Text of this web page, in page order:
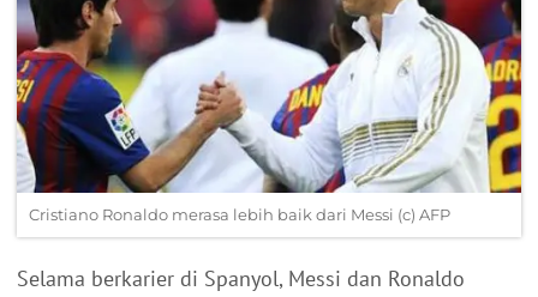
Cristiano Ronaldo merasa lebih baik dari Messi (c) AFP
Selama berkarier di Spanyol, Messi dan Ronaldo